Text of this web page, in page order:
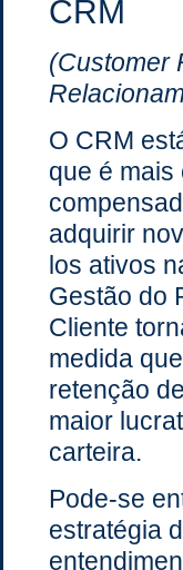
CRM
(Customer
O CRM
que é mais
adquirir
los ativos
Gestão do
Cliente
medida
retenção
maior
carteira.
Pode-se
estratégia